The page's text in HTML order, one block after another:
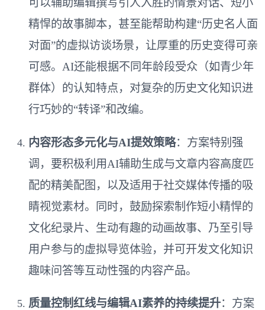
可以辅助编辑撰写引人入胜的情景对话、短小
精悍的故事脚本，甚至能帮助构建“历史名人面
对面”的虚拟访谈场景，让厚重的历史变得可亲
可感。AI还能根据不同年龄段受众（如青少年
群体）的认知特点，对复杂的历史文化知识进
行巧妙的“转译”和改编。
内容形态多元化与AI提效策略：方案特别强
调，要积极利用AI辅助生成与文章内容高度匹
配的精美配图，以及适用于社交媒体传播的吸
睛视觉素材。同时，鼓励探索制作短小精悍的
文化纪录片、生动有趣的动画故事、乃至引导
用户参与的虚拟导览体验，并可开发文化知识
趣味问答等互动性强的内容产品。
质量控制红线与编辑AI素养的持续提升：方案